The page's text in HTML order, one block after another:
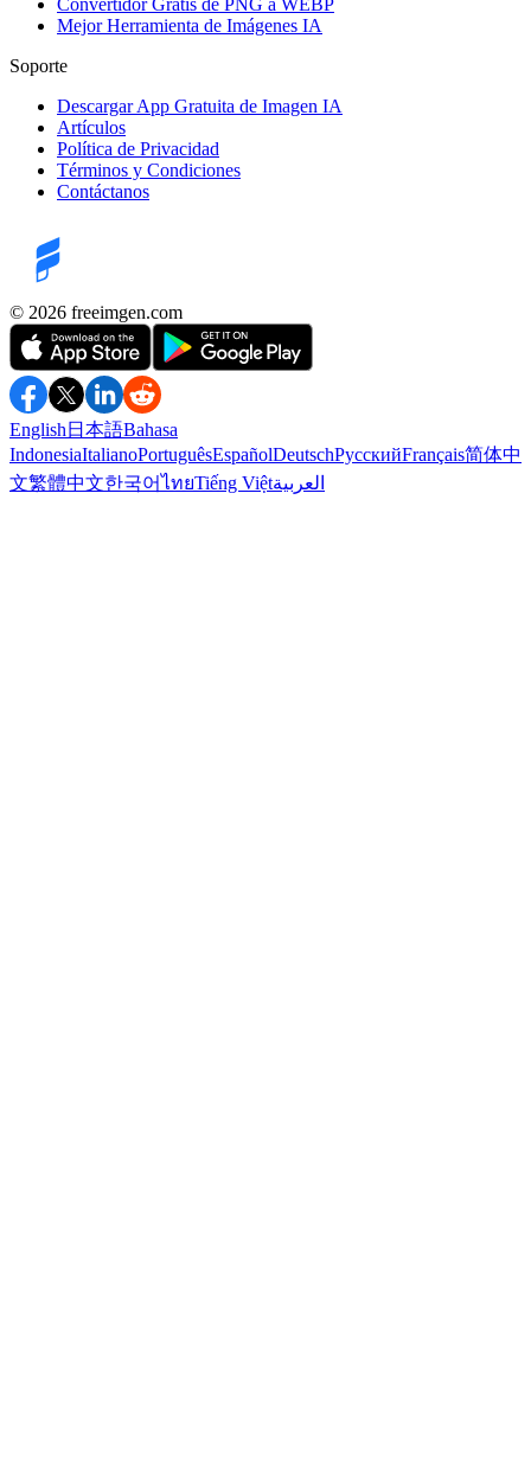
Mejor Herramienta de Imágenes IA
Soporte
Descargar App Gratuita de Imagen IA
Artículos
Política de Privacidad
Términos y Condiciones
Contáctanos
©️ 2026 freeimgen.com
English 日本語Bahasa
IndonesiaItalianoPortuguêsEspañolDeutschРусскийFrançais简体中
文繁體中文한국어ไทยTiếng Việtالعربية